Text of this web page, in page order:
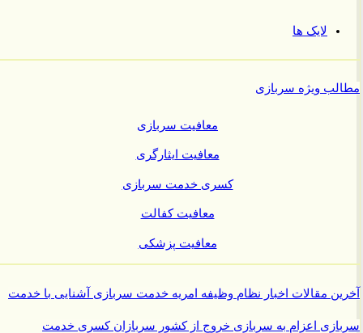
لایک ها
ویژه سربازی
معافیت سربازی
معافیت ایثارگری
کسری خدمت سربازی
معافیت کفالت
معافیت پزشکی
مقالاتاخبار نظام وظیفهامریهخدمت سربازیآشنایی با خدمت
اعزام به سربازیخروج از کشور سربازانکسری خدمت